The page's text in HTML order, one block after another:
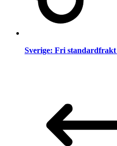
Sverige: Fri standardfrakt